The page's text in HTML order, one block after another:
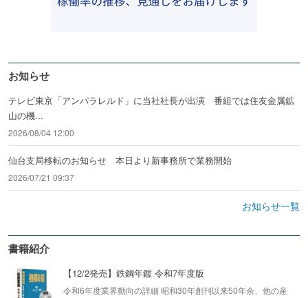
お知らせ
テレビ東京「アンパラレルド」に当社社長が出演 番組では住友金属鉱
山の機...
2026/08/04 12:00
仙台支局移転のお知らせ 本日より新事務所で業務開始
2026/07/21 09:37
お知らせ一覧
書籍紹介
【12/2発売】鉄鋼年鑑 令和7年度版
令和6年度業界動向の詳細 昭和30年創刊以来50年余、他の産